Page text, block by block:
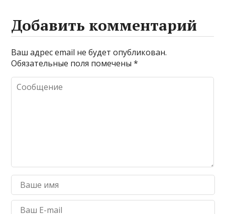
Добавить комментарий
Ваш адрес email не будет опубликован.
Обязательные поля помечены*